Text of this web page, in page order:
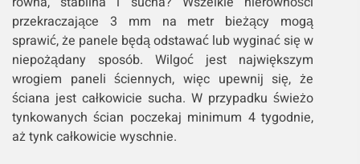
przekraczające 3 mm na metr bieżący mogą
sprawić, że panele będą odstawać lub wyginać się w
niepożądany sposób. Wilgoć jest największym
wrogiem paneli ściennych, więc upewnij się, że
ściana jest całkowicie sucha. W przypadku świeżo
tynkowanych ścian poczekaj minimum 4 tygodnie,
aż tynk całkowicie wyschnie.